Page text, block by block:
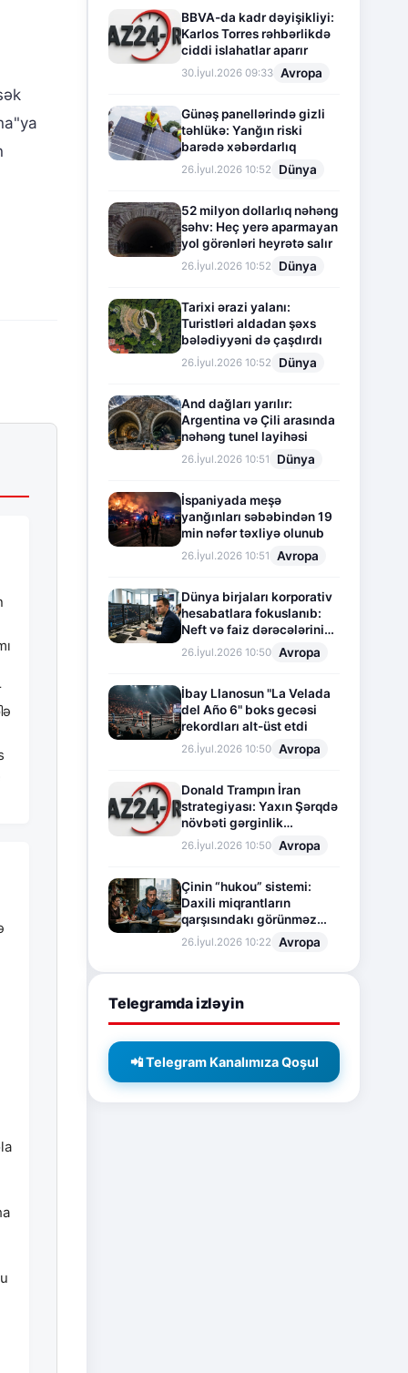
BBVA-da kadr dəyişikliyi:
Karlos Torres rəhbərlikdə
ciddi islahatlar aparır
30.İyul.2026 09:33 Avropa
Günəş panellərində gizli
təhlükə: Yanğın riski
barədə xəbərdarlıq
26.İyul.2026 10:52 Dünya
52 milyon dollarlıq nəhəng
səhv: Heç yerə aparmayan
yol görənləri heyrətə salır
26.İyul.2026 10:52 Dünya
Tarixi ərazi yalanı:
Turistləri aldadan şəxs
bələdiyyəni də çaşdırdı
26.İyul.2026 10:52 Dünya
And dağları yarılır:
Argentina və Çili arasında
nəhəng tunel layihəsi
26.İyul.2026 10:51 Dünya
İspaniyada meşə
yanğınları səbəbindən 19
min nəfər təxliyə olunub
26.İyul.2026 10:51 Avropa
Dünya birjaları korporativ
hesabatlara fokuslanıb:
Neft və faiz dərəcələrinin
təsiri altında cari vəziyyət
26.İyul.2026 10:50 Avropa
İbay Llanosun "La Velada
del Año 6" boks gecəsi
rekordları alt-üst etdi
26.İyul.2026 10:50 Avropa
Donald Trampın İran
strategiyası: Yaxın Şərqdə
növbəti gərginlik
mərhələsi
26.İyul.2026 10:50 Avropa
Çinin “hukou” sistemi:
Daxili miqrantların
qarşısındakı görünməz
sədd
26.İyul.2026 10:22 Avropa
Telegramda izləyin
📲 Telegram Kanalımıza Qoşul